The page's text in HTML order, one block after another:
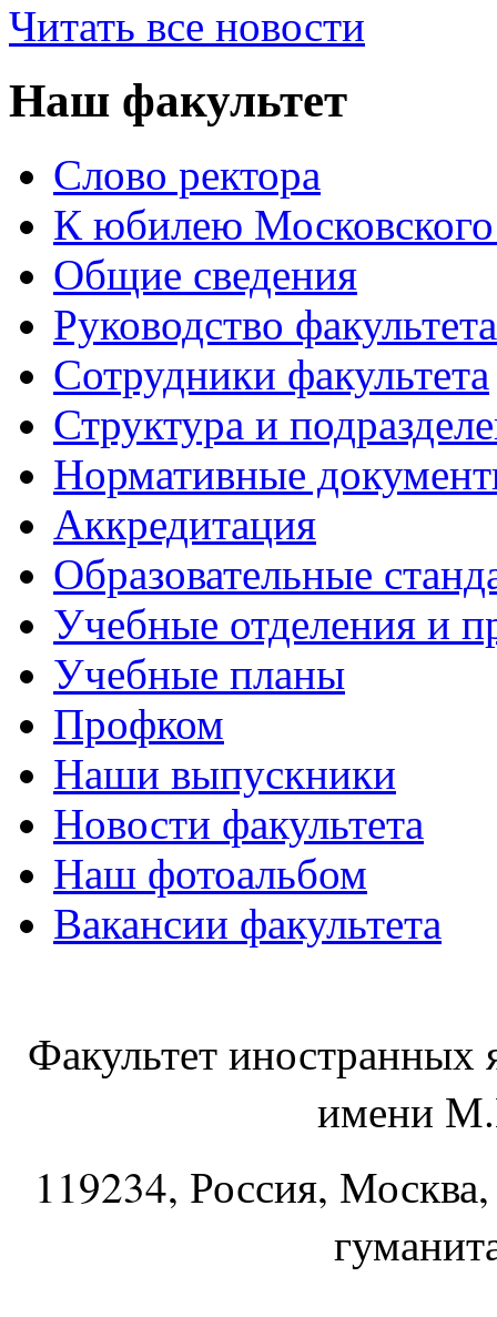
Читать все новости
Наш факультет
Слово ректора
К юбилею Московского
Общие сведения
Руководство факультета
Сотрудники факультета
Структура и
Нормативные
Аккредитация
Образовательные
Учебные отделения и
Учебные планы
Профком
Наши выпускники
Новости факультета
Наш фотоальбом
Вакансии факультета
Факультет
имени
119234, Россия,